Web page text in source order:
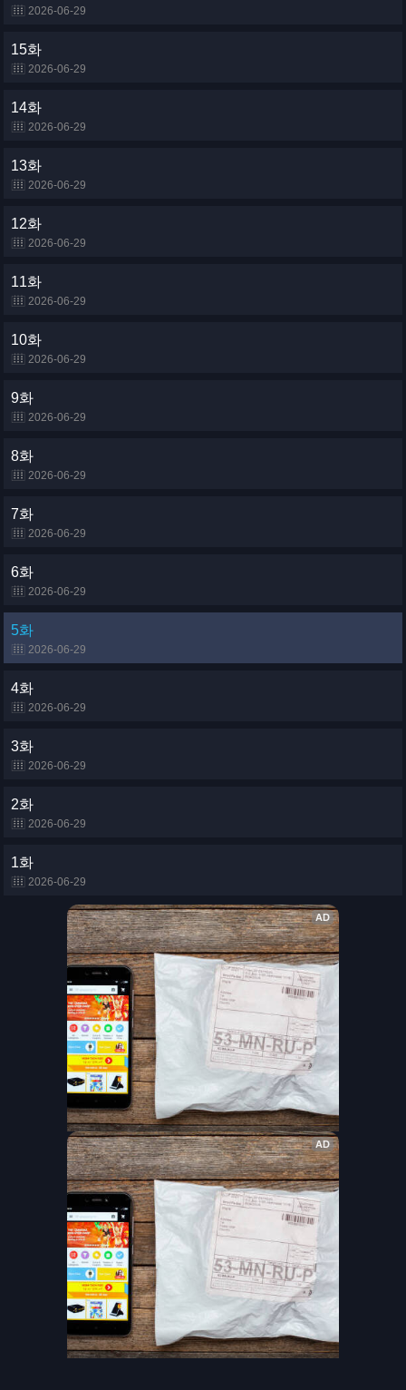
2026-06-29
15화
2026-06-29
14화
2026-06-29
13화
2026-06-29
12화
2026-06-29
11화
2026-06-29
10화
2026-06-29
9화
2026-06-29
8화
2026-06-29
7화
2026-06-29
6화
2026-06-29
5화
2026-06-29
4화
2026-06-29
3화
2026-06-29
2화
2026-06-29
1화
2026-06-29